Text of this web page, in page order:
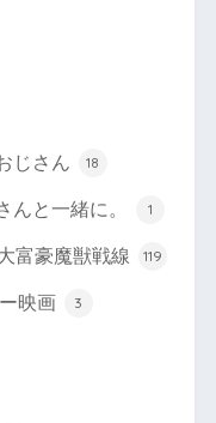
じさん 18
んと一緒に。 1
富豪魔獣戦線 119
映画 3